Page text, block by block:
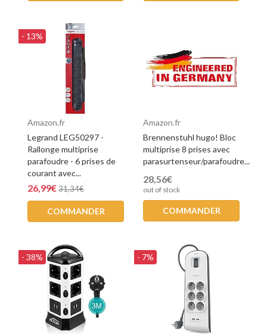
- 13%
Amazon.fr
Legrand LEG50297 -
Rallonge multiprise
parafoudre - 6 prises de
courant avec...
26,99€31,34€
COMMANDER
Amazon.fr
Brennenstuhl hugo! Bloc
multiprise 8 prises avec
parasurtenseur/parafoudre...
28,56€
out of stock
COMMANDER
- 38% - 7%